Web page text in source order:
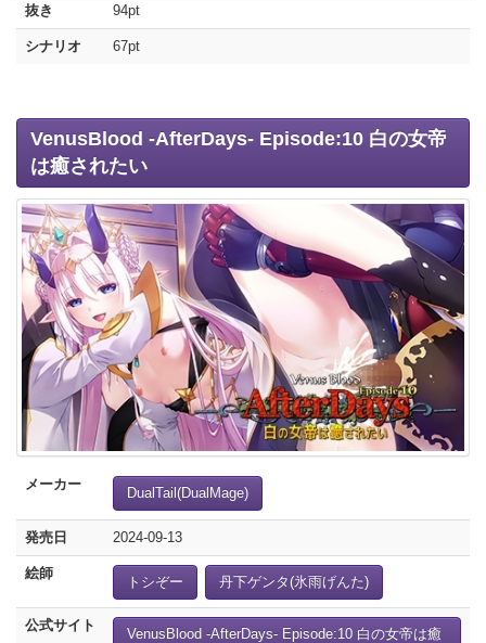
抜き 94pt
シナリオ 67pt
VenusBlood -AfterDays- Episode:10 白の女帝
は癒されたい
メーカー
DualTail(DualMage)
発売日 2024-09-13
絵師
トシぞー 丹下ゲンタ(氷雨げんた)
公式サイト
VenusBlood -AfterDays- Episode:10 白の女帝は癒